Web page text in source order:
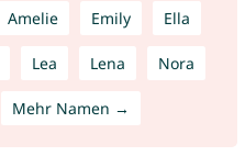
Amelie Emily Ella
Lea Lena Nora
Mehr Namen →